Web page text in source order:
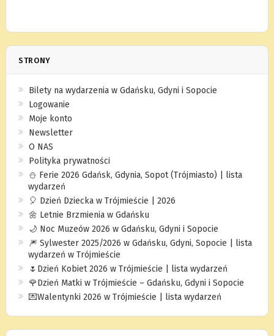
STRONY
Bilety na wydarzenia w Gdańsku, Gdyni i Sopocie
Logowanie
Moje konto
Newsletter
O NAS
Polityka prywatności
⛄️ Ferie 2026 Gdańsk, Gdynia, Sopot (Trójmiasto) | lista
wydarzeń
🎈 Dzień Dziecka w Trójmieście | 2026
🌼 Letnie Brzmienia w Gdańsku
🌙 Noc Muzeów 2026 w Gdańsku, Gdyni i Sopocie
🎆 Sylwester 2025/2026 w Gdańsku, Gdyni, Sopocie | lista
wydarzeń w Trójmieście
🌷Dzień Kobiet 2026 w Trójmieście | lista wydarzeń
🌹Dzień Matki w Trójmieście – Gdańsku, Gdyni i Sopocie
💌Walentynki 2026 w Trójmieście | lista wydarzeń